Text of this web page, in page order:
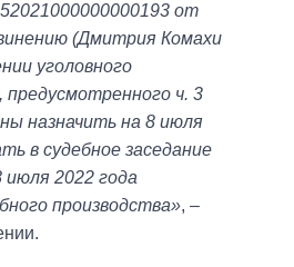
от
(Дмитрия Комахи
уголовного
предусмотренного ч. 3
назначить на 8 июля
в судебное заседание
июля 2022 года
производства», –